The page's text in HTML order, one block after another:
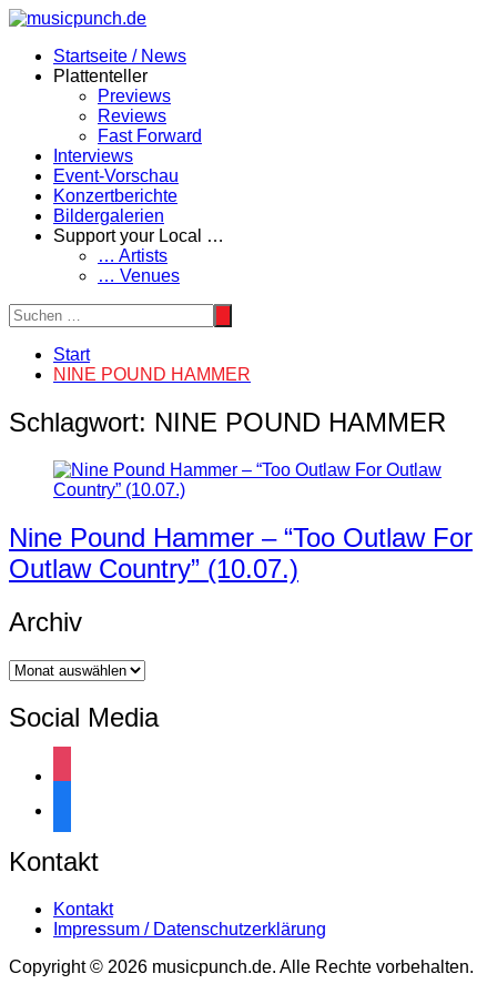
Zum
springenStartseite / News
Plattenteller
Previews
Reviews
Fast Forward
Interviews
Event-Vorschau
Konzertberichte
Bildergalerien
Support your Local …
… Artists
… Venues
Start
NINE POUND HAMMER
Schlagwort: NINE POUND HAMMER
Nine Pound Hammer – “Too Outlaw For
Outlaw Country” (10.07.)
Archiv
Archiv
Social Media
Kontakt
Kontakt
Impressum / Datenschutzerklärung
Copyright © 2026 musicpunch.de. Alle Rechte vorbehalten.